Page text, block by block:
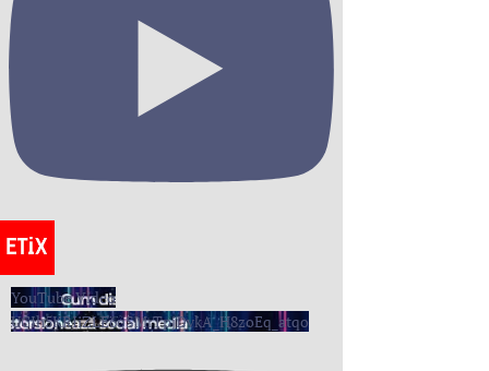
YouTube Video
UCIh5KRIiZLE6oSMrTpjDvkA_H8zoEq_atqo